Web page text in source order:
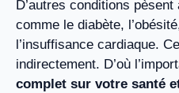
D’autres conditions
comme le diabète,
l’insuffisance cardiaque.
indirectement. D’où
complet sur votre santé